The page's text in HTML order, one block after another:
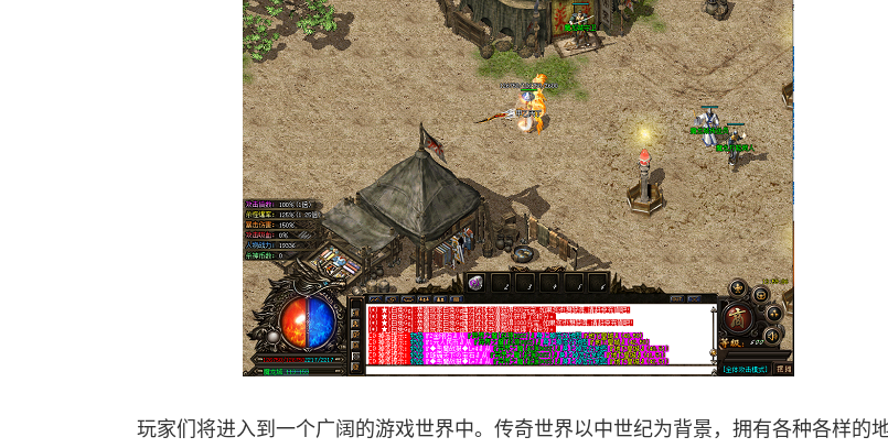
玩家们将进入到一个广阔的游戏世界中。传奇世界以中世纪为背景，拥有各种各样的